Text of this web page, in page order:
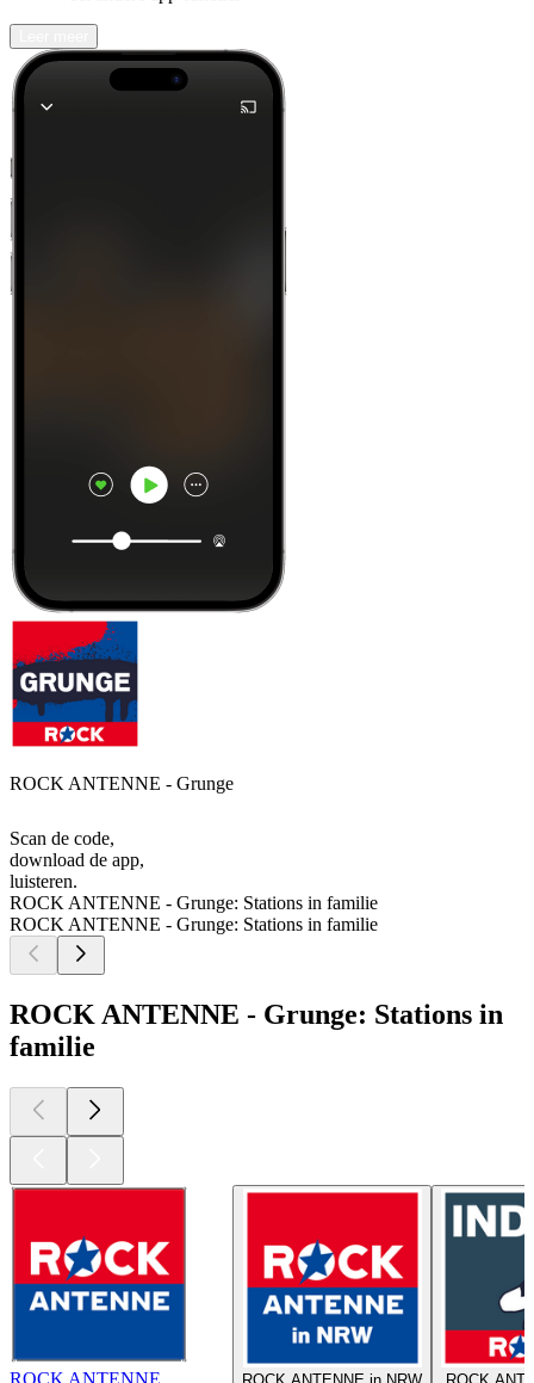
ROCK ANTENNE - Grunge
Scan de code,
download de app,
luisteren.
ROCK ANTENNE - Grunge: Stations in familie
ROCK ANTENNE - Grunge: Stations in familie
ROCK ANTENNE - Grunge: Stations in
familie
ROCK ANTENNE